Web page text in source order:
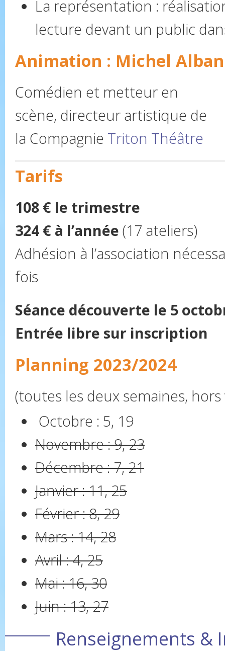
La représentation :
lecture devant un public
Animation : Michel Alban
Comédien et metteur en
scène, directeur artistique de
la Compagnie Triton Théâtre
Tarifs
108 € le trimestre
324 € à l’année (17 ateliers)
Adhésion à l’association
fois
Séance découverte le 5
Entrée libre sur inscription
Planning 2023/2024
(toutes les deux semaines, hors
Octobre : 5, 19
Novembre : 9, 23
Décembre : 7, 21
Janvier : 11, 25
Février : 8, 29
Mars : 14, 28
Avril : 4, 25
Mai : 16, 30
Juin : 13, 27
Renseignements &